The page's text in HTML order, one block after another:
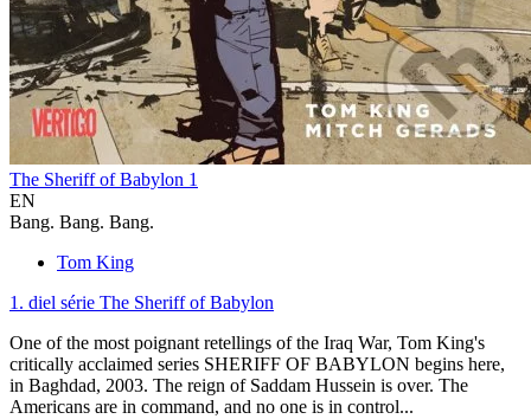
The Sheriff of Babylon 1
EN
Bang. Bang. Bang.
Tom King
1. diel série The Sheriff of Babylon
One of the most poignant retellings of the Iraq War, Tom King's
critically acclaimed series SHERIFF OF BABYLON begins here,
in Baghdad, 2003. The reign of Saddam Hussein is over. The
Americans are in command, and no one is in control...